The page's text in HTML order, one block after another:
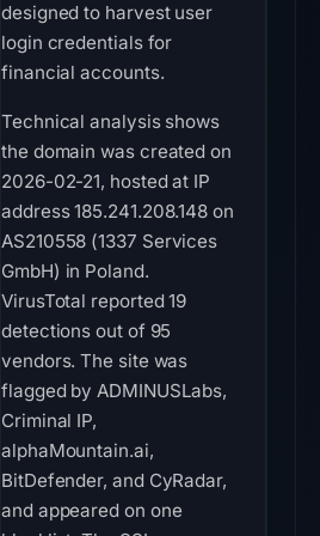
designed to harvest user
login credentials for
financial accounts.
Technical analysis shows
the domain was created on
2026-02-21, hosted at IP
address 185.241.208.148 on
AS210558 (1337 Services
GmbH) in Poland.
VirusTotal reported 19
detections out of 95
vendors. The site was
flagged by ADMINUSLabs,
Criminal IP,
alphaMountain.ai,
BitDefender, and CyRadar,
and appeared on one